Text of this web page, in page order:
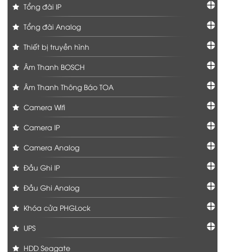
Tổng đài IP
Tổng đài Analog
Thiết bị truyền hình
Âm Thanh BOSCH
Âm Thanh Thông Báo TOA
Camera Wifi
Camera IP
Camera Analog
Đầu Ghi IP
Đầu Ghi Analog
Khóa cửa PHGLock
UPS
HDD Seagate